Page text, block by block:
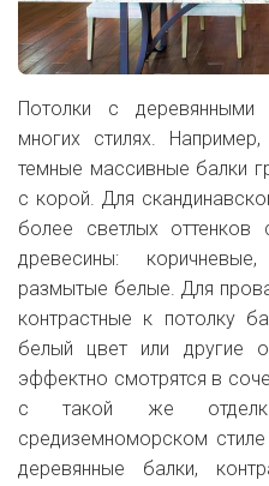
Потолки с
многих стилях.
темные массивные балки
с корой. Для
более светлых
древесины:
размытые белые. Для
контрастные к потолку
белый цвет или другие
эффектно смотрятся в
с такой же
средиземноморском
деревянные балки,